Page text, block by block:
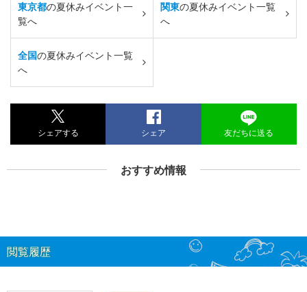
東京都の夏休みイベント一
覧へ
関東の夏休みイベント一覧
へ
全国の夏休みイベント一覧
へ
シェアする シェア 友だちに送る
おすすめ情報
閲覧履歴